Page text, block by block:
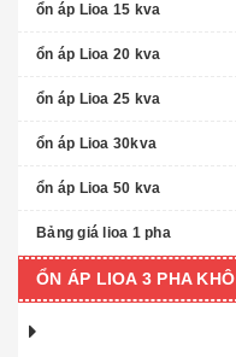
ổn áp Lioa 15 kva
ổn áp Lioa 20 kva
ổn áp Lioa 25 kva
ổn áp Lioa 30kva
ổn áp Lioa 50 kva
Bảng giá lioa 1 pha
ỔN ÁP LIOA 3 PHA KHÔ